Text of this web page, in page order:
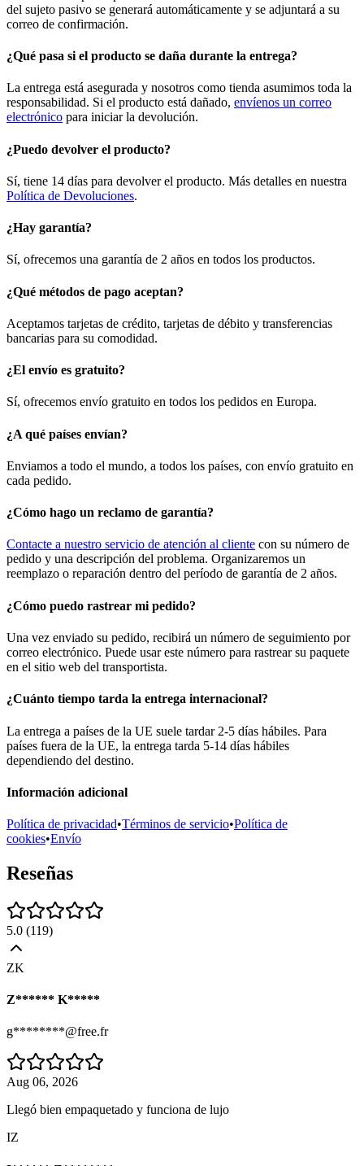
del sujeto pasivo se generará automáticamente y se adjuntará a su
correo de confirmación.
¿Qué pasa si el producto se daña durante la entrega?
La entrega está asegurada y nosotros como tienda asumimos toda la
responsabilidad. Si el producto está dañado, envíenos un correo
electrónico para iniciar la devolución.
¿Puedo devolver el producto?
Sí, tiene 14 días para devolver el producto. Más detalles en nuestra
Política de Devoluciones.
¿Hay garantía?
Sí, ofrecemos una garantía de 2 años en todos los productos.
¿Qué métodos de pago aceptan?
Aceptamos tarjetas de crédito, tarjetas de débito y transferencias
bancarias para su comodidad.
¿El envío es gratuito?
Sí, ofrecemos envío gratuito en todos los pedidos en Europa.
¿A qué países envían?
Enviamos a todo el mundo, a todos los países, con envío gratuito en
cada pedido.
¿Cómo hago un reclamo de garantía?
Contacte a nuestro servicio de atención al cliente con su número de
pedido y una descripción del problema. Organizaremos un
reemplazo o reparación dentro del período de garantía de 2 años.
¿Cómo puedo rastrear mi pedido?
Una vez enviado su pedido, recibirá un número de seguimiento por
correo electrónico. Puede usar este número para rastrear su paquete
en el sitio web del transportista.
¿Cuánto tiempo tarda la entrega internacional?
La entrega a países de la UE suele tardar 2-5 días hábiles. Para
países fuera de la UE, la entrega tarda 5-14 días hábiles
dependiendo del destino.
Información adicional
Política de privacidad•Términos de servicio•Política de
cookies•Envío
Reseñas
5.0 (119)
ZK
Z****** K*****
g********@free.fr
Aug 06, 2026
Llegó bien empaquetado y funciona de lujo
IZ